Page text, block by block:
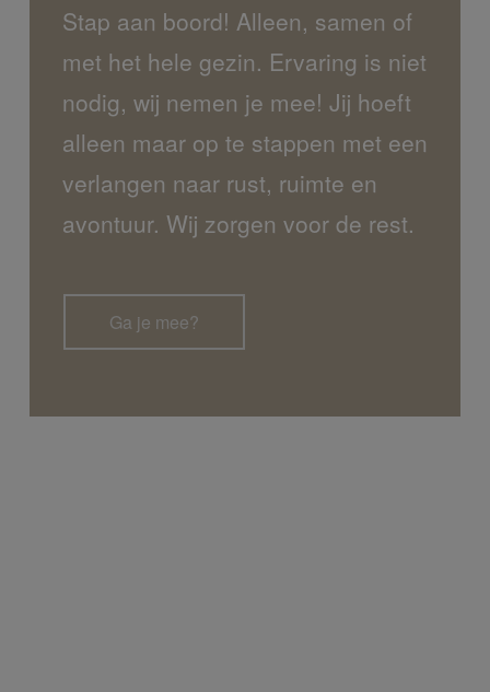
Stap aan boord! Alleen, samen of
met het hele gezin. Ervaring is niet
nodig, wij nemen je mee! Jij hoeft
alleen maar op te stappen met een
verlangen naar rust, ruimte en
avontuur. Wij zorgen voor de rest.
Ga je mee?